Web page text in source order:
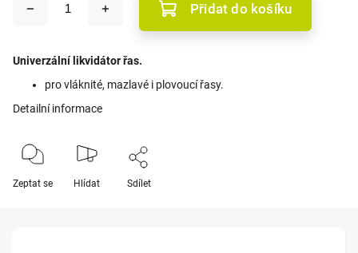
Přidat do košíku
Univerzální likvidátor řas.
pro vláknité, mazlavé i plovoucí řasy.
Detailní informace
Zeptat se Hlídat Sdílet